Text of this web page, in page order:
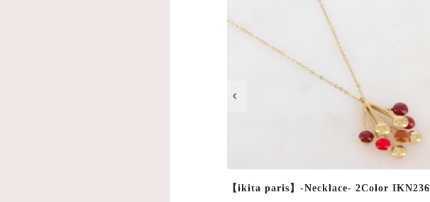
【ikita paris】-Necklace- 2Color IKN245